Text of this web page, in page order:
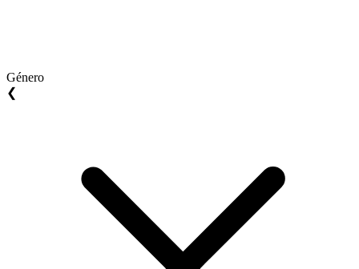
Género
❮